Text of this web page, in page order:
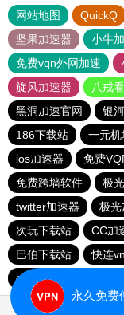
网站地图 QuickQ
坚果加速器
小牛
免费vqn外网加速
旋风加速器
八戒
黑洞加速官网
银
186下载站
一元机
ios加速器
免费
免费跨墙软件
极
twitter加速器
极光
次玩下载站
CC加
巴伯下载站
快连
手机外国加速器官网
永久免费